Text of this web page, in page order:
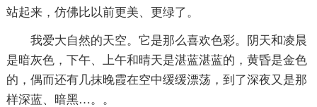
站起来，仿佛比以前更美、更绿了。
我爱大自然的天空。它是那么喜欢色彩。阴天和凌晨
是暗灰色，下午、上午和晴天是湛蓝湛蓝的，黄昏是金色
的，偶而还有几抹晚霞在空中缓缓漂荡，到了深夜又是那
样深蓝、暗黑…。。